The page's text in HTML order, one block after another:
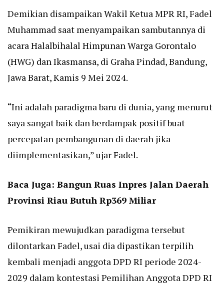
Demikian disampaikan Wakil Ketua MPR RI, Fadel
Muhammad saat menyampaikan sambutannya di
acara Halalbihalal Himpunan Warga Gorontalo
(HWG) dan Ikasmansa, di Graha Pindad, Bandung,
Jawa Barat, Kamis 9 Mei 2024.
“Ini adalah paradigma baru di dunia, yang menurut
saya sangat baik dan berdampak positif buat
percepatan pembangunan di daerah jika
diimplementasikan,” ujar Fadel.
Baca Juga: Bangun Ruas Inpres Jalan Daerah
Provinsi Riau Butuh Rp369 Miliar
Pemikiran mewujudkan paradigma tersebut
dilontarkan Fadel, usai dia dipastikan terpilih
kembali menjadi anggota DPD RI periode 2024-
2029 dalam kontestasi Pemilihan Anggota DPD RI